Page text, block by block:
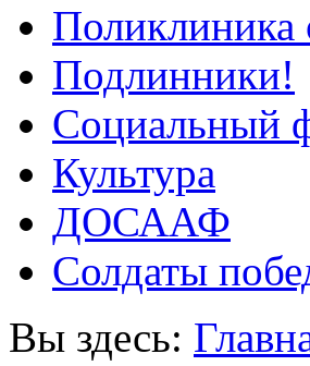
Поликлиника
Подлинники!
Социальный
Культура
ДОСААФ
Солдаты
Вы здесь: